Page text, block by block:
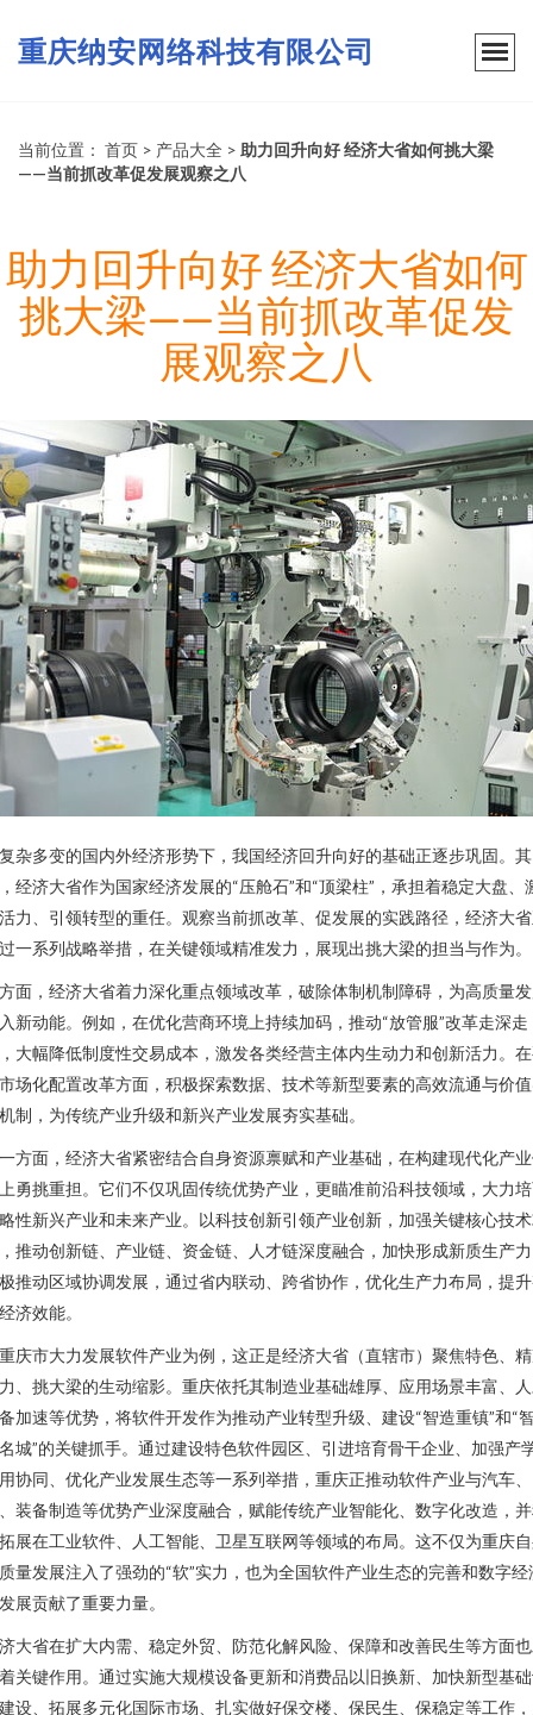
重庆纳安网络科技有限公司
当前位置： 首页 > 产品大全 > 助力回升向好 经济大省如何挑大梁
——当前抓改革促发展观察之八
助力回升向好 经济大省如何
挑大梁——当前抓改革促发
展观察之八
杂多变的国内外经济形势下，我国经济回升向好的基础正逐步巩固。其
经济大省作为国家经济发展的“压舱石”和“顶梁柱”，承担着稳定大盘、
力、引领转型的重任。观察当前抓改革、促发展的实践路径，经济大
一系列战略举措，在关键领域精准发力，展现出挑大梁的担当与作为。
面，经济大省着力深化重点领域改革，破除体制机制障碍，为高质量
新动能。例如，在优化营商环境上持续加码，推动“放管服”改革走深走
大幅降低制度性交易成本，激发各类经营主体内生动力和创新活力。
场化配置改革方面，积极探索数据、技术等新型要素的高效流通与价
制，为传统产业升级和新兴产业发展夯实基础。
方面，经济大省紧密结合自身资源禀赋和产业基础，在构建现代化产
勇挑重担。它们不仅巩固传统优势产业，更瞄准前沿科技领域，大力
性新兴产业和未来产业。以科技创新引领产业创新，加强关键核心技
推动创新链、产业链、资金链、人才链深度融合，加快形成新质生产
推动区域协调发展，通过省内联动、跨省协作，优化生产力布局，提
济效能。
庆市大力发展软件产业为例，这正是经济大省（直辖市）聚焦特色、
、挑大梁的生动缩影。重庆依托其制造业基础雄厚、应用场景丰富、
加速等优势，将软件开发作为推动产业转型升级、建设“智造重镇”和“
城”的关键抓手。通过建设特色软件园区、引进培育骨干企业、加强产
协同、优化产业发展生态等一系列举措，重庆正推动软件产业与汽车
装备制造等优势产业深度融合，赋能传统产业智能化、数字化改造，
展在工业软件、人工智能、卫星互联网等领域的布局。这不仅为重庆
量发展注入了强劲的“软”实力，也为全国软件产业生态的完善和数字经
展贡献了重要力量。
大省在扩大内需、稳定外贸、防范化解风险、保障和改善民生等方面
关键作用。通过实施大规模设备更新和消费品以旧换新、加快新型基
设、拓展多元化国际市场、扎实做好保交楼、保民生、保稳定等工作